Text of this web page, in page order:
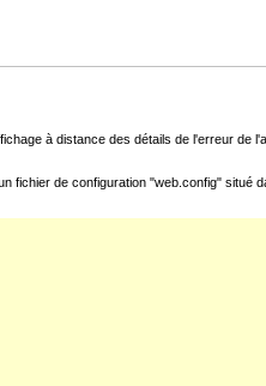
à distance des détails de l'erreur de
de configuration "web.config" situé